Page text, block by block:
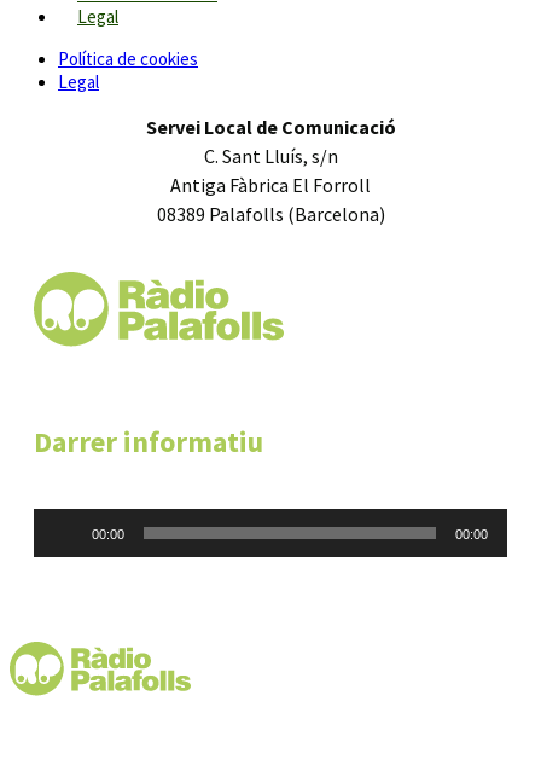
Legal
Política de cookies
Legal
Servei Local de Comunicació
C. Sant Lluís, s/n
Antiga Fàbrica El Forroll
08389 Palafolls (Barcelona)
Darrer informatiu
00:00 00:00